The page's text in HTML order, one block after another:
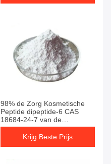
98% de Zorg Kosmetische
Peptide dipeptide-6 CAS
18684-24-7 van de
zuiverheidshuid
Krijg Beste Prijs